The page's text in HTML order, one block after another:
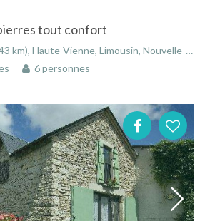
tout confort
Haute-Vienne, Limousin, Nouvelle-Aquitaine, France
6 personnes